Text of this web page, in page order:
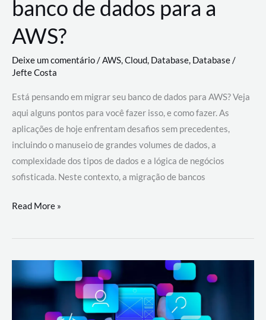
banco de dados para a
AWS?
Deixe um comentário/AWS,Cloud, Database, Database/
Jefte Costa
Está pensando em migrar seu banco de dados para AWS? Veja
aqui alguns pontos para você fazer isso, e como fazer. As
aplicações de hoje enfrentam desafios sem precedentes,
incluindo o manuseio de grandes volumes de dados, a
complexidade dos tipos de dados e a lógica de negócios
sofisticada. Neste contexto, a migração de bancos
Por
migrar
de
Read More »